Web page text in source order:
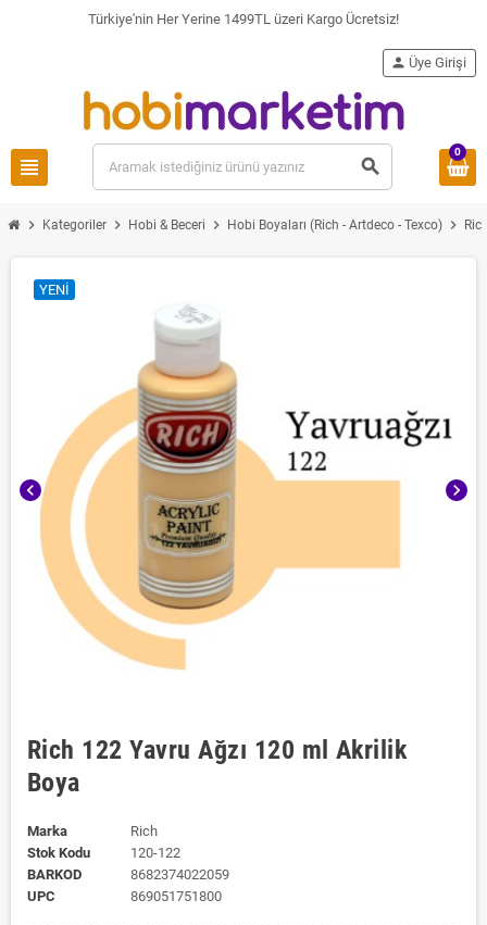
Türkiye'nin Her Yerine 1499TL üzeri Kargo Ücretsiz!
view_headline search
person Üye Girişi
0
chevron_right Kategoriler chevron_right Hobi & Beceri chevron_right Hobi Boyaları (Rich - Artdeco - Texco) chevron_right
chevron_left chevron_right
YENI
Rich 122 Yavru Ağzı 120 ml Akrilik
Boya
Marka
Rich
Stok Kodu
120-122
BARKOD
8682374022059
UPC
869051751800